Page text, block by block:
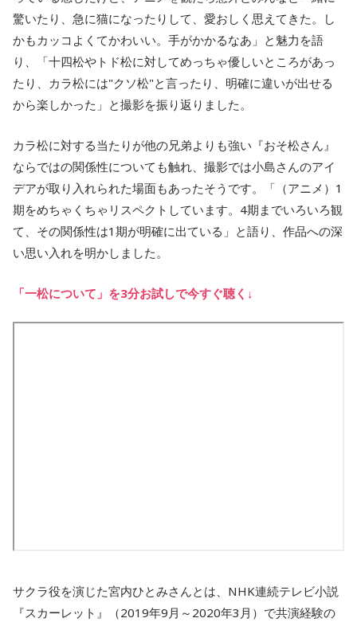
驚いたり、急に猫になったりして、愛おしく思えてきた。し
かもカッコよくてかわいい。手がかかるなあ」と魅力を語
り、「十四松やトド松に対してめっちゃ優しいところがあっ
たり、カラ松には"クソ松"と言ったり、明確に違いが出せる
から楽しかった」と撮影を振り返りました。
カラ松に対する当たりが他の兄弟よりも強い『おそ松さん』
ならではの関係性についても触れ、撮影では小島さんのアイ
デアが取り入れられた場面もあったそうです。「（アニメ）1
期をめちゃくちゃリスペクトしています。4期までいろいろ観
て、その関係性は1期が明確に出ている」と語り、作品への深
い思い入れを明かしました。
「一松について」を3分お試しで今すぐ聴く↓
サクラ役を演じた宮内ひとみさんとは、NHK連続テレビ小説
『スカーレット』（2019年9月～2020年3月）で共演経験の